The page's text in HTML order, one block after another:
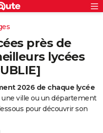
près de
lycées
2026 de chaque lycée
ville ou un département
pour découvrir son